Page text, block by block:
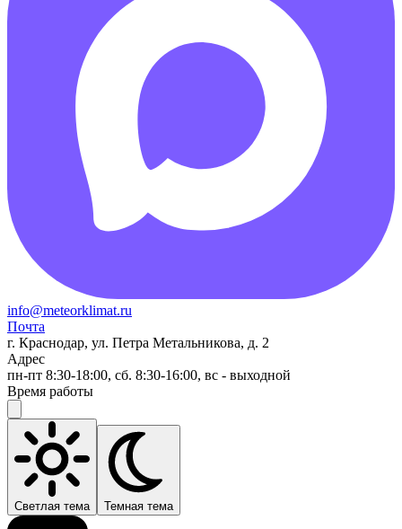
info@meteorklimat.ru
Почта
г. Краснодар, ул. Петра Метальникова, д. 2
Адрес
пн-пт 8:30-18:00, сб. 8:30-16:00, вс - выходной
Время работы
Светлая тема Темная тема